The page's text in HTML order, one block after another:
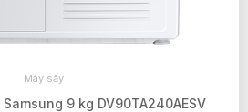
Máy sấy
9 kg DV90TA240AESV